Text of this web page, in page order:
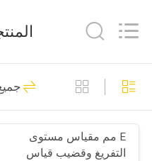
منزل،
بيت
منتجات
Instrument
Co.,Ltd.
Reserved.
مسح
23
E مم مقياس مستوى
التفريغ وقضيب قياس